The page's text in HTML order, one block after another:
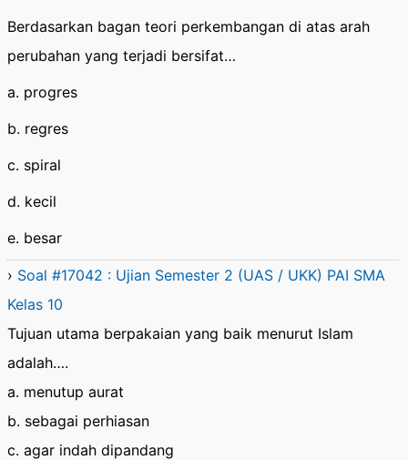
Berdasarkan bagan teori perkembangan di atas arah
perubahan yang terjadi bersifat…
a. progres
b. regres
c. spiral
d. kecil
e. besar
› Soal #17042 : Ujian Semester 2 (UAS / UKK) PAI SMA
Kelas 10
Tujuan utama berpakaian yang baik menurut Islam
adalah….
a. menutup aurat
b. sebagai perhiasan
c. agar indah dipandang